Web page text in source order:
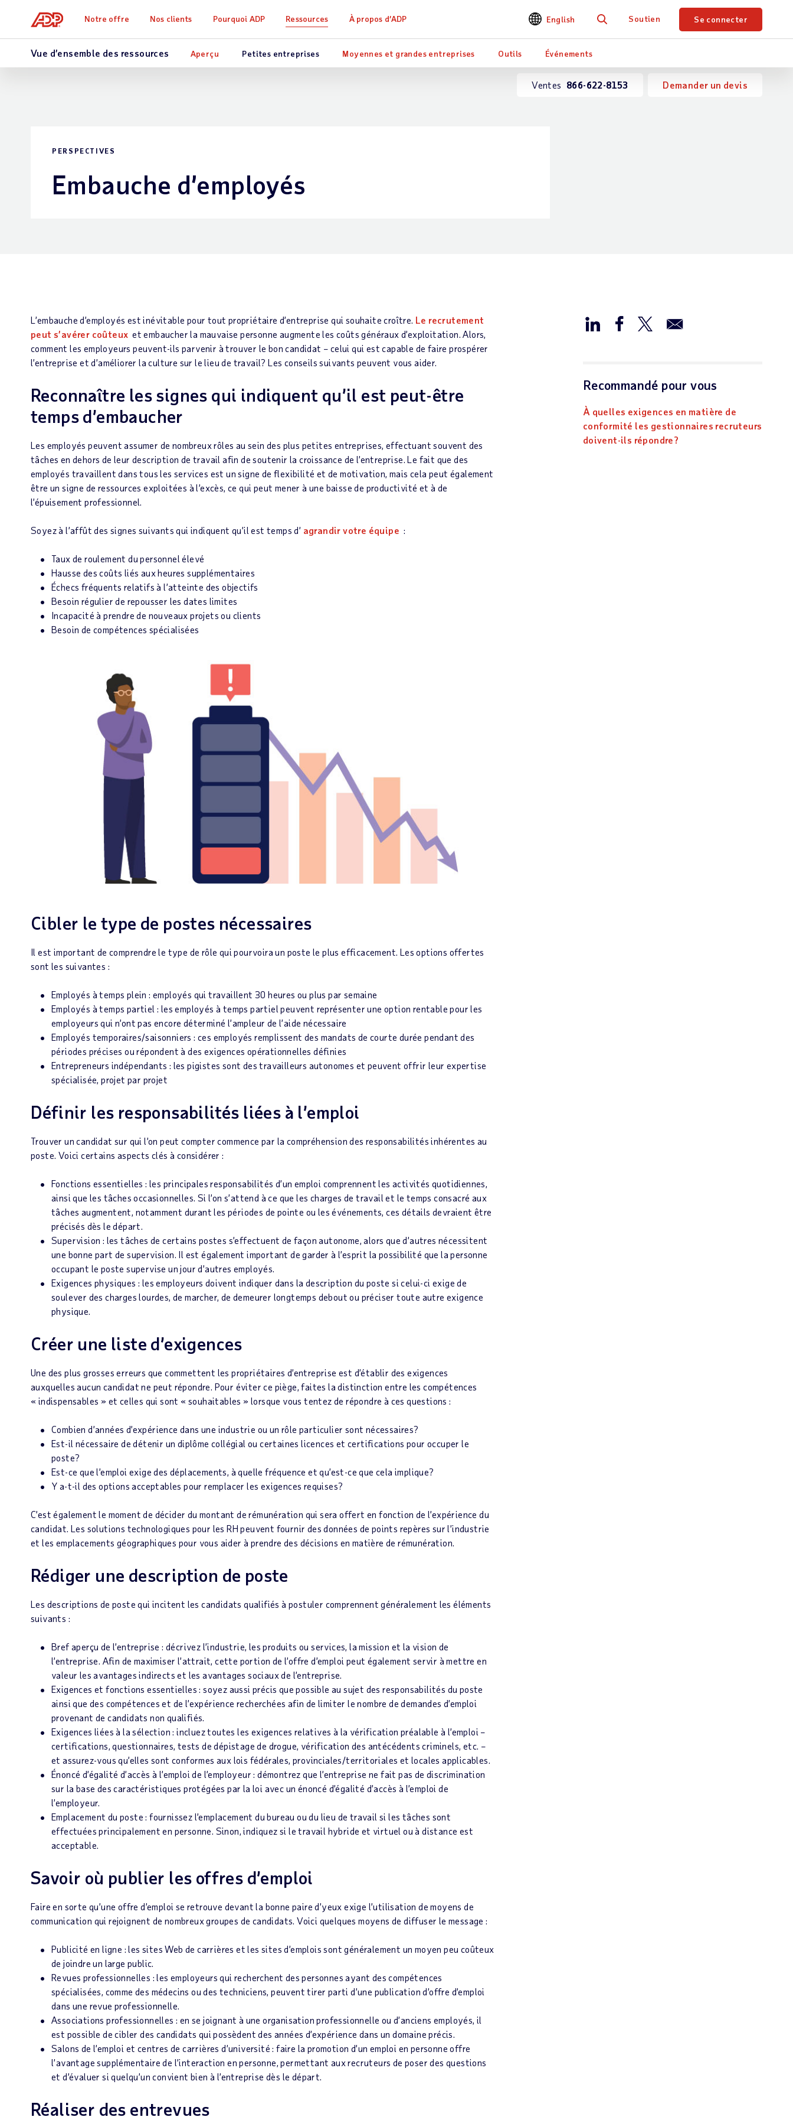
Notre offre Nos clients Pourquoi ADP Ressources À propos d’ADP English Soutien Se connecter
Vue d’ensemble des ressources Aperçu Petites entreprises Moyennes et grandes entreprises Outils Événements
Ventes 866-622-8153 Demander un devis
PERSPECTIVES
Embauche d’employés
L’embauche d’employés est inévitable pour tout propriétaire d’entreprise qui souhaite croître. Le recrutement
peut s’avérer coûteux et embaucher la mauvaise personne augmente les coûts généraux d’exploitation. Alors,
comment les employeurs peuvent-ils parvenir à trouver le bon candidat – celui qui est capable de faire prospérer
l’entreprise et d’améliorer la culture sur le lieu de travail? Les conseils suivants peuvent vous aider.
Reconnaître les signes qui indiquent qu’il est peut-être
temps d’embaucher
Les employés peuvent assumer de nombreux rôles au sein des plus petites entreprises, effectuant souvent des
tâches en dehors de leur description de travail afin de soutenir la croissance de l’entreprise. Le fait que des
employés travaillent dans tous les services est un signe de flexibilité et de motivation, mais cela peut également
être un signe de ressources exploitées à l’excès, ce qui peut mener à une baisse de productivité et à de
l’épuisement professionnel.
Soyez à l’affût des signes suivants qui indiquent qu’il est temps d’ agrandir votre équipe :
Taux de roulement du personnel élevé
Hausse des coûts liés aux heures supplémentaires
Échecs fréquents relatifs à l’atteinte des objectifs
Besoin régulier de repousser les dates limites
Incapacité à prendre de nouveaux projets ou clients
Besoin de compétences spécialisées
Cibler le type de postes nécessaires
Il est important de comprendre le type de rôle qui pourvoira un poste le plus efficacement. Les options offertes
sont les suivantes :
Employés à temps plein : employés qui travaillent 30 heures ou plus par semaine
Employés à temps partiel : les employés à temps partiel peuvent représenter une option rentable pour les
employeurs qui n’ont pas encore déterminé l’ampleur de l’aide nécessaire
Employés temporaires/saisonniers : ces employés remplissent des mandats de courte durée pendant des
périodes précises ou répondent à des exigences opérationnelles définies
Entrepreneurs indépendants : les pigistes sont des travailleurs autonomes et peuvent offrir leur expertise
spécialisée, projet par projet
Définir les responsabilités liées à l’emploi
Trouver un candidat sur qui l’on peut compter commence par la compréhension des responsabilités inhérentes au
poste. Voici certains aspects clés à considérer :
Fonctions essentielles : les principales responsabilités d’un emploi comprennent les activités quotidiennes,
ainsi que les tâches occasionnelles. Si l’on s’attend à ce que les charges de travail et le temps consacré aux
tâches augmentent, notamment durant les périodes de pointe ou les événements, ces détails devraient être
précisés dès le départ.
Supervision : les tâches de certains postes s’effectuent de façon autonome, alors que d’autres nécessitent
une bonne part de supervision. Il est également important de garder à l’esprit la possibilité que la personne
occupant le poste supervise un jour d’autres employés.
Exigences physiques : les employeurs doivent indiquer dans la description du poste si celui-ci exige de
soulever des charges lourdes, de marcher, de demeurer longtemps debout ou préciser toute autre exigence
physique.
Créer une liste d’exigences
Une des plus grosses erreurs que commettent les propriétaires d’entreprise est d’établir des exigences
auxquelles aucun candidat ne peut répondre. Pour éviter ce piège, faites la distinction entre les compétences
« indispensables » et celles qui sont « souhaitables » lorsque vous tentez de répondre à ces questions :
Combien d’années d’expérience dans une industrie ou un rôle particulier sont nécessaires?
Est-il nécessaire de détenir un diplôme collégial ou certaines licences et certifications pour occuper le
poste?
Est-ce que l’emploi exige des déplacements, à quelle fréquence et qu’est-ce que cela implique?
Y a-t-il des options acceptables pour remplacer les exigences requises?
C’est également le moment de décider du montant de rémunération qui sera offert en fonction de l’expérience du
candidat. Les solutions technologiques pour les RH peuvent fournir des données de points repères sur l’industrie
et les emplacements géographiques pour vous aider à prendre des décisions en matière de rémunération.
Rédiger une description de poste
Les descriptions de poste qui incitent les candidats qualifiés à postuler comprennent généralement les éléments
suivants :
Bref aperçu de l’entreprise : décrivez l’industrie, les produits ou services, la mission et la vision de
l’entreprise. Afin de maximiser l’attrait, cette portion de l’offre d’emploi peut également servir à mettre en
valeur les avantages indirects et les avantages sociaux de l’entreprise.
Exigences et fonctions essentielles : soyez aussi précis que possible au sujet des responsabilités du poste
ainsi que des compétences et de l’expérience recherchées afin de limiter le nombre de demandes d’emploi
provenant de candidats non qualifiés.
Exigences liées à la sélection : incluez toutes les exigences relatives à la vérification préalable à l’emploi –
certifications, questionnaires, tests de dépistage de drogue, vérification des antécédents criminels, etc. –
et assurez-vous qu’elles sont conformes aux lois fédérales, provinciales/territoriales et locales applicables.
Énoncé d’égalité d’accès à l’emploi de l’employeur : démontrez que l’entreprise ne fait pas de discrimination
sur la base des caractéristiques protégées par la loi avec un énoncé d’égalité d’accès à l’emploi de
l’employeur.
Emplacement du poste : fournissez l’emplacement du bureau ou du lieu de travail si les tâches sont
effectuées principalement en personne. Sinon, indiquez si le travail hybride et virtuel ou à distance est
acceptable.
Savoir où publier les offres d’emploi
Faire en sorte qu’une offre d’emploi se retrouve devant la bonne paire d’yeux exige l’utilisation de moyens de
communication qui rejoignent de nombreux groupes de candidats. Voici quelques moyens de diffuser le message :
Publicité en ligne : les sites Web de carrières et les sites d’emplois sont généralement un moyen peu coûteux
de joindre un large public.
Revues professionnelles : les employeurs qui recherchent des personnes ayant des compétences
spécialisées, comme des médecins ou des techniciens, peuvent tirer parti d’une publication d’offre d’emploi
dans une revue professionnelle.
Associations professionnelles : en se joignant à une organisation professionnelle ou d’anciens employés, il
est possible de cibler des candidats qui possèdent des années d’expérience dans un domaine précis.
Salons de l’emploi et centres de carrières d’université : faire la promotion d’un emploi en personne offre
l’avantage supplémentaire de l’interaction en personne, permettant aux recruteurs de poser des questions
et d’évaluer si quelqu’un convient bien à l’entreprise dès le départ.
Réaliser des entrevues
Recommandé pour vous
À quelles exigences en matière de
conformité les gestionnaires recruteurs
doivent-ils répondre?